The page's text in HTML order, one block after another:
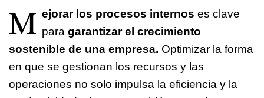
M ejorar los procesos internos es clave
para garantizar el crecimiento
sostenible de una empresa. Optimizar la forma
en que se gestionan los recursos y las
operaciones no solo impulsa la eficiencia y la